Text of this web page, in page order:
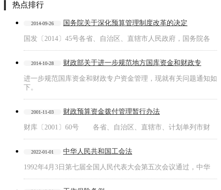
热点排行
2014-09-26 国务院关于深化预算管理制度改革的决定
国发〔2014〕45号各省、自治区、直辖市人民政府，国务院各
2014-10-28 财政部关于进一步规范地方国库资金和财政专
进一步规范国库资金和财政专户资金管理，现就有关问题通知如
下。
2001-11-03 财政预算资金拨付管理暂行办法
财库〔2001〕60号 各省、自治区、直辖市、计划单列市财
2022-01-01 中华人民共和国工会法
1992年4月3日第七届全国人民代表大会第五次会议通过，中华